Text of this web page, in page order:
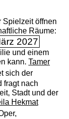
Spielzeit öffnen
Räume:
2027
und einem
kann. Tamer
sich der
fragt nach
Stadt und der
Hekmat